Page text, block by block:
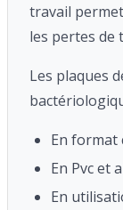
travail
les pertes de
Les plaques
En format
En Pvc et
En